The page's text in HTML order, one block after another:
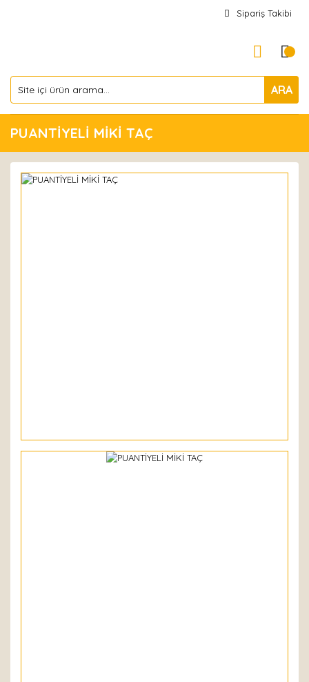
Sipariş Takibi
ARA
PUANTİYELİ MİKİ TAÇ